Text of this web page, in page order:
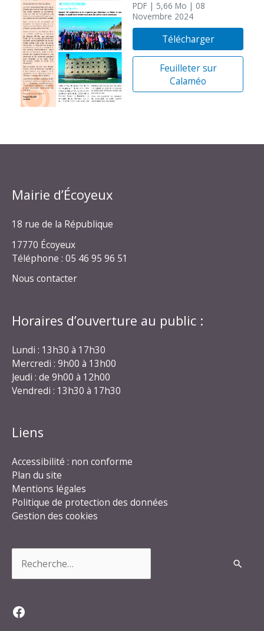
PDF | 5,66 Mo | 08
Novembre 2024
Télécharger
Feuilleter sur
Calaméo
Mairie d’Écoyeux
18 rue de la République
17770 Écoyeux
Téléphone : 05 46 95 96 51
Nous contacter
Horaires d’ouverture au public :
Lundi : 13h30 à 17h30
Mercredi : 9h00 à 13h00
Jeudi : de 9h00 à 12h00
Vendredi : 13h30 à 17h30
Liens
Accessibilité : non conforme
Plan du site
Mentions légales
Politique de protection des données
Gestion des cookies
Facebook